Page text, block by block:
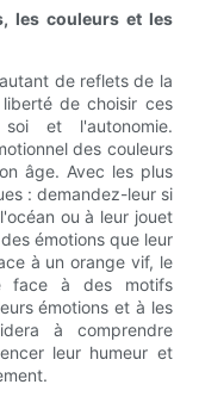
les couleurs et les
de reflets de la
de choisir ces
et l'autonomie.
des couleurs
âge. Avec les plus
: demandez-leur si
ou à leur jouet
émotions que leur
à un orange vif, le
face à des motifs
émotions et à les
à comprendre
leur humeur et